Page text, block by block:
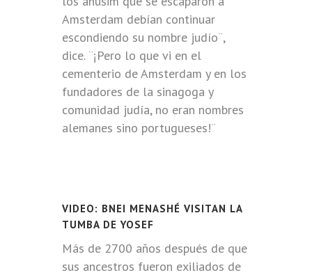
Amsterdam debían continuar
escondiendo su nombre judío¨,
dice. ¨¡Pero lo que vi en el
cementerio de Amsterdam y en los
fundadores de la sinagoga y
comunidad judía, no eran nombres
alemanes sino portugueses!¨
VIDEO: BNEI MENASHÉ VISITAN LA
TUMBA DE YOSEF
Más de 2700 años después de que
sus ancestros fueron exiliados de